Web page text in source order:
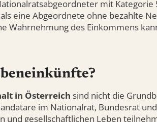
mit
eine Abgeordnete ohne bezahlte
Wahrnehmung des Einkommens
in Österreich sind nicht die
im Nationalrat, Bundesrat
und gesellschaftlichen Leben